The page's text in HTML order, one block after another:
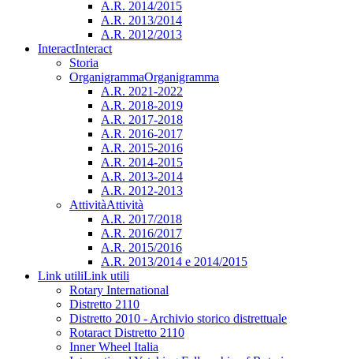
A.R. 2014/2015
A.R. 2013/2014
A.R. 2012/2013
InteractInteract
Storia
OrganigrammaOrganigramma
A.R. 2021-2022
A.R. 2018-2019
A.R. 2017-2018
A.R. 2016-2017
A.R. 2015-2016
A.R. 2014-2015
A.R. 2013-2014
A.R. 2012-2013
AttivitàAttività
A.R. 2017/2018
A.R. 2016/2017
A.R. 2015/2016
A.R. 2013/2014 e 2014/2015
Link utiliLink utili
Rotary International
Distretto 2110
Distretto 2010 - Archivio storico distrettuale
Rotaract Distretto 2110
Inner Wheel Italia